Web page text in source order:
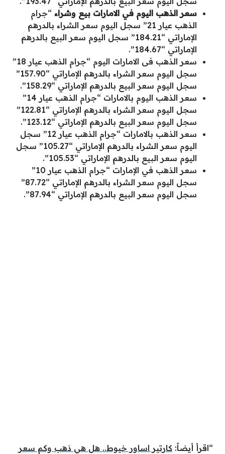
سعر الذهب اليوم في الامارات بيع وشراء “جرام
الذهب عيار 21” سجل اليوم سعر الشراء بالدرهم
الإماراتي “184.21” سجل اليوم سعر البيع بالدرهم
الإماراتي “184.67”.
سعر الذهب فى الامارات اليوم “جرام الذهب عيار 18”
سجل اليوم سعر الشراء بالدرهم الإماراتي “157.90”
سجل اليوم سعر البيع بالدرهم الإماراتي “158.29”.
سعر الذهب اليوم بالامارات “جرام الذهب عيار 14”
سجل اليوم سعر الشراء بالدرهم الإماراتي “122.81”
سجل اليوم سعر البيع بالدرهم الإماراتي “123.12”.
سعر الذهب بالامارات “جرام الذهب عيار 12” سجل
اليوم سعر الشراء بالدرهم الإماراتي “105.27” سجل
اليوم سعر البيع بالدرهم الإماراتي “105.53”.
سعر الذهب في الإمارات “جرام الذهب عيار 10”
سجل اليوم سعر الشراء بالدرهم الإماراتي “87.72”
سجل اليوم سعر البيع بالدرهم الإماراتي “87.94”.
“اقرأ أيضاً: كارتير اساور خيوط.. هل هي ذهب وكم سعر